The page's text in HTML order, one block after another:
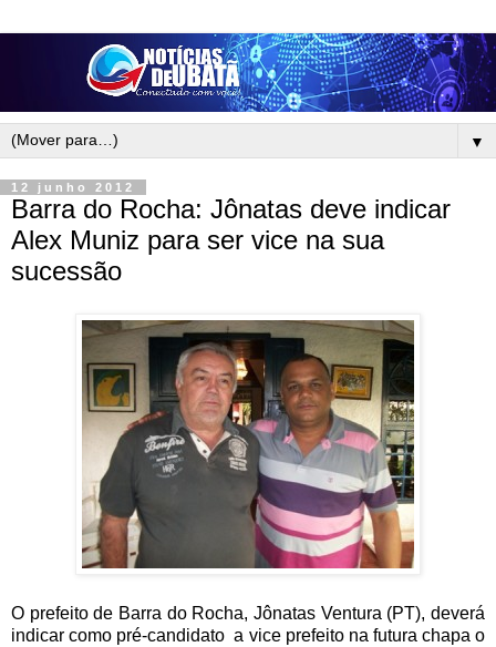
▼
12 junho 2012
Barra do Rocha: Jônatas deve indicar
Alex Muniz para ser vice na sua
sucessão
O prefeito de Barra do Rocha, Jônatas Ventura (PT), deverá
indicar como pré-candidato a vice prefeito na futura chapa o